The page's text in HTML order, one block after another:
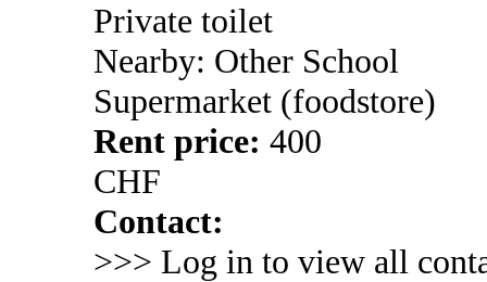
Private toilet
Nearby: Other School
Supermarket (foodstore)
Rent price: 400
CHF
Contact:
>>> Log in to view all